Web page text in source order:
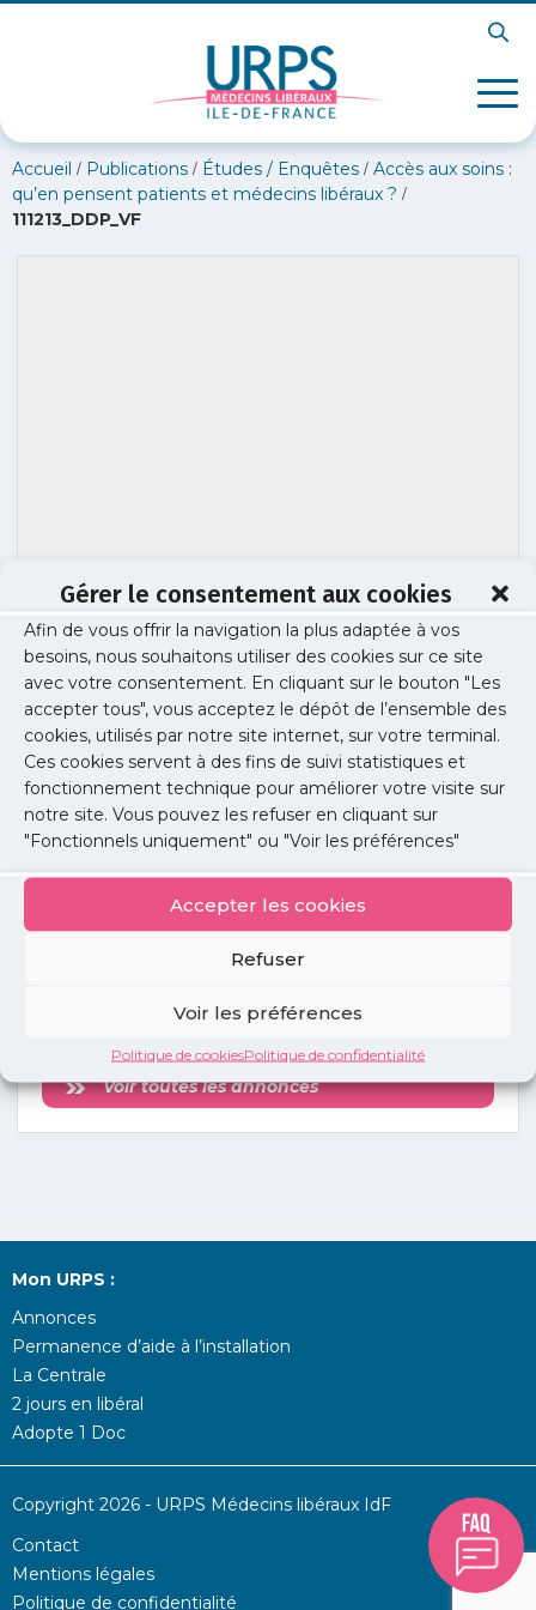
Gérer le consentement aux cookies
Afin de vous offrir la navigation la plus adaptée à vos
besoins, nous souhaitons utiliser des cookies sur ce site
avec votre consentement. En cliquant sur le bouton "Les
accepter tous", vous acceptez le dépôt de l’ensemble des
cookies, utilisés par notre site internet, sur votre terminal.
Ces cookies servent à des fins de suivi statistiques et
fonctionnement technique pour améliorer votre visite sur
notre site. Vous pouvez les refuser en cliquant sur
"Fonctionnels uniquement" ou "Voir les préférences"
Accepter les cookies
Refuser
Voir les préférences
Politique de cookiesPolitique de confidentialité
Accueil / Publications / Études / Enquêtes / Accès aux soins :
qu’en pensent patients et médecins libéraux ? /
111213_DDP_VF
111213_DDP_VF
Publié le :4 mai 2017
Partager cet article :
annonces
Voir toutes les annonces
Mon URPS :
Annonces
Permanence d’aide à l’installation
La Centrale
2 jours en libéral
Adopte 1 Doc
Copyright 2026 - URPS Médecins libéraux IdF
Contact
Mentions légales
Politique de confidentialité